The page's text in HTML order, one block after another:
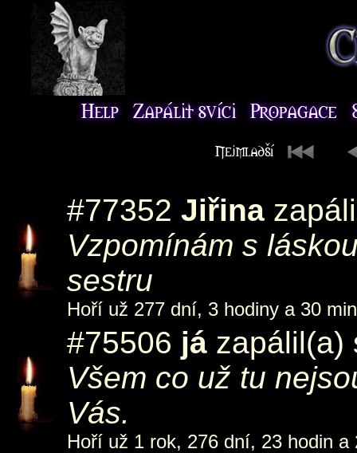
#77352 Jiřina
Vzpomínám s
sestru
Hoří už 277 dní, 3 hodiny a 30
#75506 já
Všem co už tu
Vás.
Hoří už 1 rok, 276 dní, 23 hodin a